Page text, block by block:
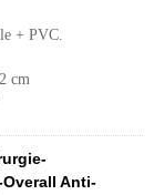
+ PVC.
cm
Anti-